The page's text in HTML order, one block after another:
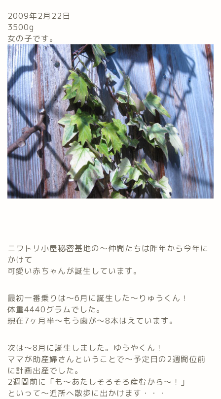
2009年2月22日
3500g
女の子です。
ニワトリ小屋秘密基地の～仲間たちは昨年から今年に
かけて
可愛い赤ちゃんが誕生しています。
最初一番乗りは～6月に誕生した～りゅうくん！
体重4440グラムでした。
現在7ヶ月半～もう歯が～8本はえています。
次は～8月に誕生しました。ゆうやくん！
ママが助産婦さんということで～予定日の2週間位前
に計画出産でした。
2週間前に「も～あたしそろそろ産むから～！」
といって～近所へ散歩に出かけます・・・